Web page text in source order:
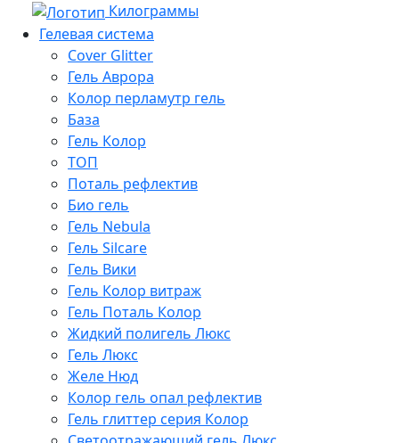
Килограммы
Гелевая система
Cover Glitter
Гель Аврора
Колор перламутр гель
База
Гель Колор
ТОП
Поталь рефлектив
Био гель
Гель Nebula
Гель Silcare
Гель Вики
Гель Колор витраж
Гель Поталь Колор
Жидкий полигель Люкс
Гель Люкс
Желе Нюд
Колор гель опал рефлектив
Гель глиттер серия Колор